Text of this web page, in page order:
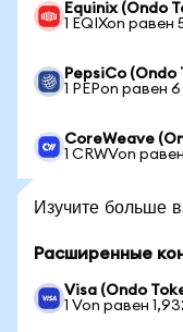
Equinix (Ondo
1 EQIXon равен
PepsiCo (Ondo
1 PEPon равен
CoreWeave
1 CRWVon
Изучите больше
Расширенные
Visa (Ondo
1 Von равен